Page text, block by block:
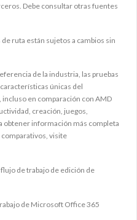
Debe consultar otras fuentes
ruta están sujetos a cambios sin
de la industria, las pruebas
únicas del
en comparación con AMD
creación, juegos,
obtener información más completa
visite
de trabajo de edición de
de Microsoft Office 365